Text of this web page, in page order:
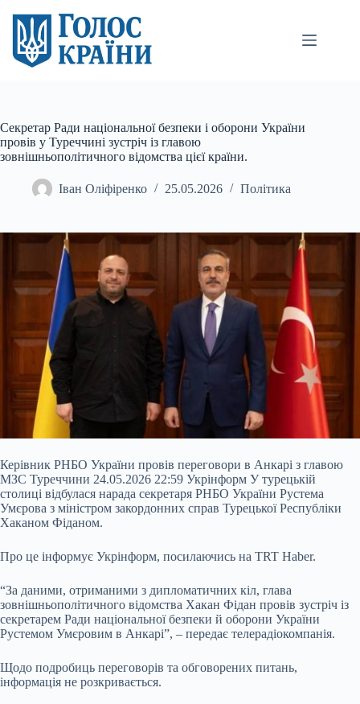
вмісту
Секретар Ради національної безпеки і оборони України
провів у Туреччині зустріч із главою
зовнішньополітичного відомства цієї країни.
Іван Оліфіренко 25.05.2026 Політика
Керівник РНБО України провів переговори в Анкарі з главою
МЗС Туреччини 24.05.2026 22:59 Укрінформ У турецькій
столиці відбулася нарада секретаря РНБО України Рустема
Умєрова з міністром закордонних справ Турецької Республіки
Хаканом Фіданом.
Про це інформує Укрінформ, посилаючись на TRT Haber.
“За даними, отриманими з дипломатичних кіл, глава
зовнішньополітичного відомства Хакан Фідан провів зустріч із
секретарем Ради національної безпеки й оборони України
Рустемом Умєровим в Анкарі”, – передає телерадіокомпанія.
Щодо подробиць переговорів та обговорених питань,
інформація не розкривається.